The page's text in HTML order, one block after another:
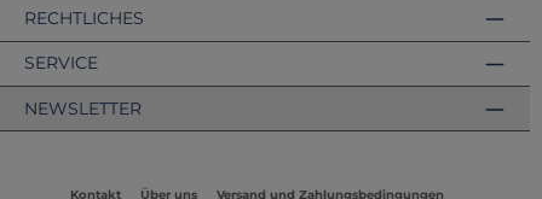
RECHTLICHES
SERVICE
NEWSLETTER
Kontakt Über uns Versand und Zahlungsbedingungen